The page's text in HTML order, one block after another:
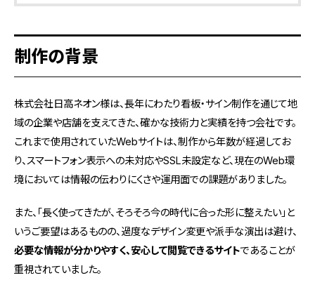
制作の背景
株式会社日高ネオン様は、長年にわたり看板・サイン制作を通じて地
域の企業や店舗を支えてきた、確かな技術力と実績を持つ会社です。
これまで使用されていたWebサイトは、制作から年数が経過してお
り、スマートフォン表示への未対応やSSL未設定など、現在のWeb環
境においては情報の伝わりにくさや運用面での課題がありました。
また、「長く使ってきたが、そろそろ今の時代に合った形に整えたい」と
いうご要望はあるものの、過度なデザイン変更や派手な演出は避け、
必要な情報が分かりやすく、安心して閲覧できるサイトであることが
重視されていました。